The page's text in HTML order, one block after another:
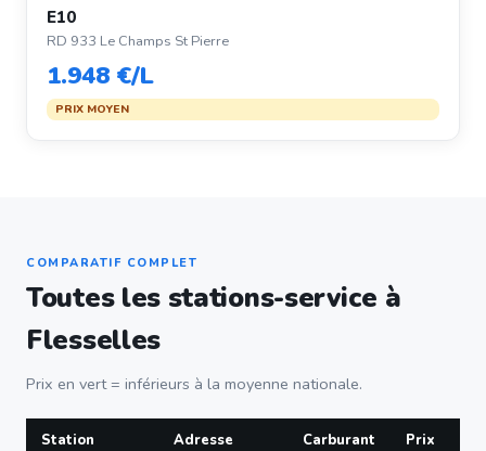
E10
RD 933 Le Champs St Pierre
1.948 €/L
PRIX MOYEN
COMPARATIF COMPLET
Toutes les stations-service à
Flesselles
Prix en vert = inférieurs à la moyenne nationale.
Station Adresse Carburant Prix